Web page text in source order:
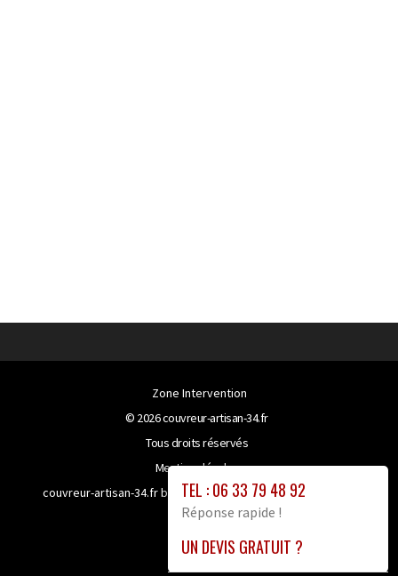
TEL : 06 33 79 48 92
Réponse rapide !
UN DEVIS GRATUIT ?
Zone Intervention
© 2026couvreur-artisan-34.fr
Tous droits réservés
Mentions légales
couvreur-artisan-34.fr bénéficie de la technologie
site proxy